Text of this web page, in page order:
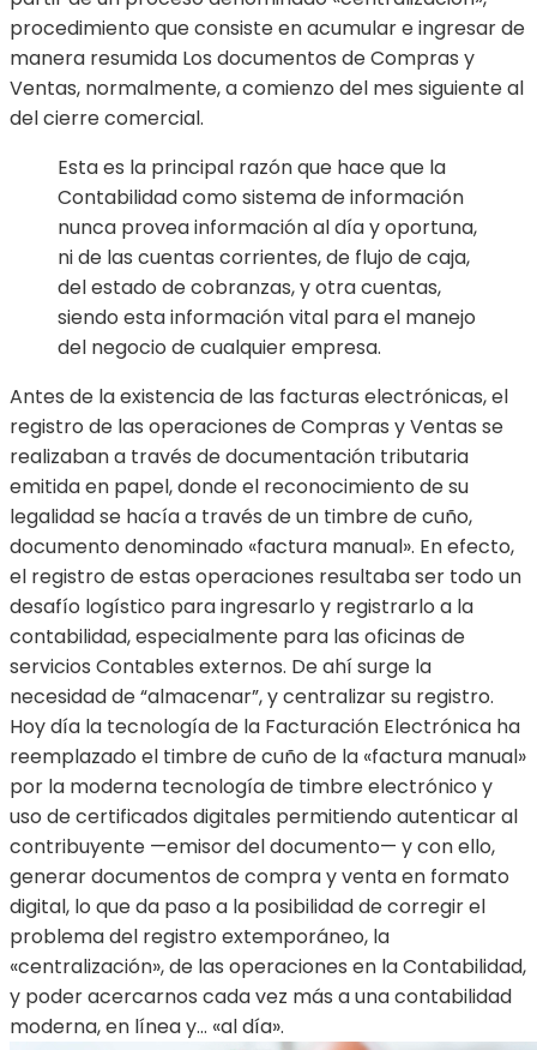
procedimiento que consiste en acumular e ingresar de
manera resumida Los documentos de Compras y
Ventas, normalmente, a comienzo del mes siguiente al
del cierre comercial.
Esta es la principal razón que hace que la
Contabilidad como sistema de información
nunca provea información al día y oportuna,
ni de las cuentas corrientes, de flujo de caja,
del estado de cobranzas, y otra cuentas,
siendo esta información vital para el manejo
del negocio de cualquier empresa.
Antes de la existencia de las facturas electrónicas, el
registro de las operaciones de Compras y Ventas se
realizaban a través de documentación tributaria
emitida en papel, donde el reconocimiento de su
legalidad se hacía a través de un timbre de cuño,
documento denominado «factura manual». En efecto,
el registro de estas operaciones resultaba ser todo un
desafío logístico para ingresarlo y registrarlo a la
contabilidad, especialmente para las oficinas de
servicios Contables externos. De ahí surge la
necesidad de “almacenar”, y centralizar su registro.
Hoy día la tecnología de la Facturación Electrónica ha
reemplazado el timbre de cuño de la «factura manual»
por la moderna tecnología de timbre electrónico y
uso de certificados digitales permitiendo autenticar al
contribuyente —emisor del documento— y con ello,
generar documentos de compra y venta en formato
digital, lo que da paso a la posibilidad de corregir el
problema del registro extemporáneo, la
«centralización», de las operaciones en la Contabilidad,
y poder acercarnos cada vez más a una contabilidad
moderna, en línea y… «al día».